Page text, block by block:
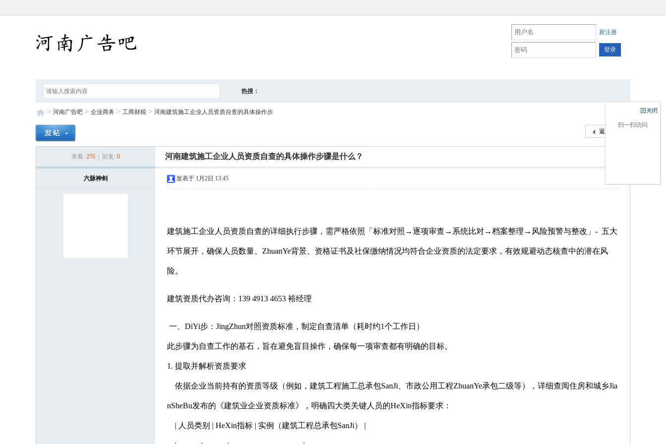
新注册
热搜：
> 河南广告吧 > 企业商务 > 工商财税 > 河南建筑施工企业人员资质自查的具体操作步
返回列表
查看: 276| 回复: 0
六脉神剑
河南建筑施工企业人员资质自查的具体操作步骤是什么？
发表于 1月2日 13:45
建筑施工企业人员资质自查的详细执行步骤，需严格依照「标准对照→逐项审查→系统比对→档案整理→风险预警与整改」- 五大
环节展开，确保人员数量、ZhuanYe背景、资格证书及社保缴纳情况均符合企业资质的法定要求，有效规避动态核查中的潜在风
险。
建筑资质代办咨询：139 4913 4653 裕经理
一、DiYi步：JingZhun对照资质标准，制定自查清单（耗时约1个工作日）
此步骤为自查工作的基石，旨在避免盲目操作，确保每一项审查都有明确的目标。
1. 提取并解析资质要求
依据企业当前持有的资质等级（例如，建筑工程施工总承包SanJi、市政公用工程ZhuanYe承包二级等），详细查阅住房和城乡Jia
nSheBu发布的《建筑业企业资质标准》，明确四大类关键人员的HeXin指标要求：
| 人员类别 | HeXin指标 | 实例（建筑工程总承包SanJi） |
扫一扫访问